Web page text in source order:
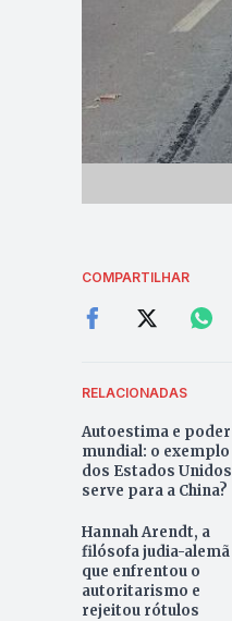
COMPARTILHAR
RELACIONADAS
Autoestima e poder
mundial: o exemplo
dos Estados Unidos
serve para a China?
Hannah Arendt, a
filósofa judia-alemã
que enfrentou o
autoritarismo e
rejeitou rótulos